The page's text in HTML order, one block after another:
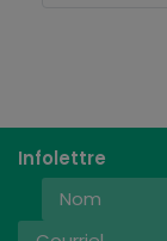
Infolettre